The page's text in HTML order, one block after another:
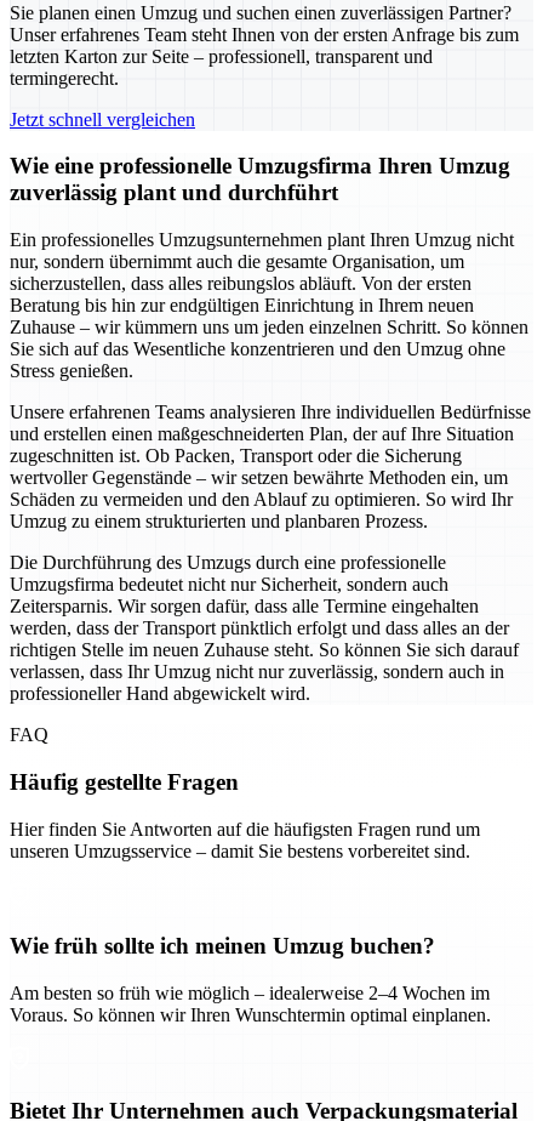
Sie planen einen Umzug und suchen einen zuverlässigen Partner?
Unser erfahrenes Team steht Ihnen von der ersten Anfrage bis zum
letzten Karton zur Seite – professionell, transparent und
termingerecht.
Jetzt schnell vergleichen
Wie eine professionelle Umzugsfirma Ihren Umzug
zuverlässig plant und durchführt
Ein professionelles Umzugsunternehmen plant Ihren Umzug nicht
nur, sondern übernimmt auch die gesamte Organisation, um
sicherzustellen, dass alles reibungslos abläuft. Von der ersten
Beratung bis hin zur endgültigen Einrichtung in Ihrem neuen
Zuhause – wir kümmern uns um jeden einzelnen Schritt. So können
Sie sich auf das Wesentliche konzentrieren und den Umzug ohne
Stress genießen.
Unsere erfahrenen Teams analysieren Ihre individuellen Bedürfnisse
und erstellen einen maßgeschneiderten Plan, der auf Ihre Situation
zugeschnitten ist. Ob Packen, Transport oder die Sicherung
wertvoller Gegenstände – wir setzen bewährte Methoden ein, um
Schäden zu vermeiden und den Ablauf zu optimieren. So wird Ihr
Umzug zu einem strukturierten und planbaren Prozess.
Die Durchführung des Umzugs durch eine professionelle
Umzugsfirma bedeutet nicht nur Sicherheit, sondern auch
Zeitersparnis. Wir sorgen dafür, dass alle Termine eingehalten
werden, dass der Transport pünktlich erfolgt und dass alles an der
richtigen Stelle im neuen Zuhause steht. So können Sie sich darauf
verlassen, dass Ihr Umzug nicht nur zuverlässig, sondern auch in
professioneller Hand abgewickelt wird.
FAQ
Häufig gestellte Fragen
Hier finden Sie Antworten auf die häufigsten Fragen rund um
unseren Umzugsservice – damit Sie bestens vorbereitet sind.
Wie früh sollte ich meinen Umzug buchen?
Am besten so früh wie möglich – idealerweise 2–4 Wochen im
Voraus. So können wir Ihren Wunschtermin optimal einplanen.
Bietet Ihr Unternehmen auch Verpackungsmaterial